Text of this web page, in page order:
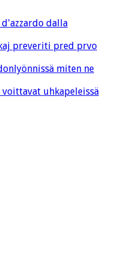
dalla
preveriti pred prvo
miten ne
uhkapeleissä